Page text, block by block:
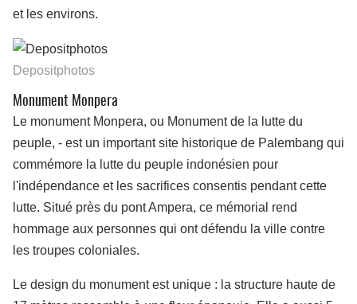
et les environs.
Depositphotos
Monument Monpera
Le monument Monpera, ou Monument de la lutte du
peuple, - est un important site historique de Palembang qui
commémore la lutte du peuple indonésien pour
l'indépendance et les sacrifices consentis pendant cette
lutte. Situé près du pont Ampera, ce mémorial rend
hommage aux personnes qui ont défendu la ville contre
les troupes coloniales.
Le design du monument est unique : la structure haute de